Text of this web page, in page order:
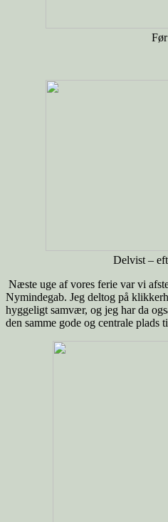
Før
Delvist –
Næste uge af vores ferie var vi
Nymindegab. Jeg deltog på
hyggeligt samvær, og jeg har da
den samme gode og centrale plads